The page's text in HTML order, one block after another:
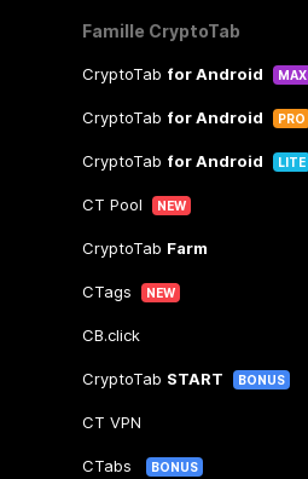
Famille CryptoTab
CryptoTab for Android MAX
CryptoTab for Android PRO
CryptoTab for Android LITE
CT Pool NEW
CryptoTab Farm
CTags NEW
CB.click
CryptoTab START BONUS
CT VPN
CTabs BONUS